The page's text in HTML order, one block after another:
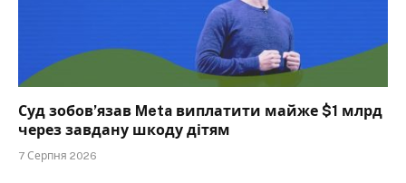
Суд зобов’язав Meta виплатити майже $1 млрд
через завдану шкоду дітям
7 Серпня 2026